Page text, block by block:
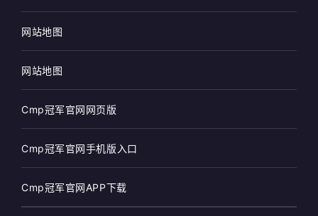
网站地图
网站地图
Cmp冠军官网网页版
Cmp冠军官网手机版入口
Cmp冠军官网APP下载